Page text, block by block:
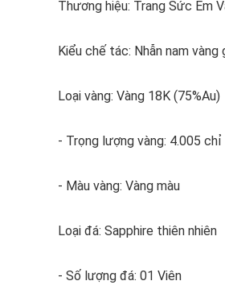
Thương hiệu: Trang Sức Em
Kiểu chế tác: Nhẫn nam
Loại vàng: Vàng 18K (75%Au)
- Trọng lượng vàng: 4.005 chỉ
- Màu vàng: Vàng màu
Loại đá: Sapphire thiên nhiên
- Số lượng đá: 01 Viên